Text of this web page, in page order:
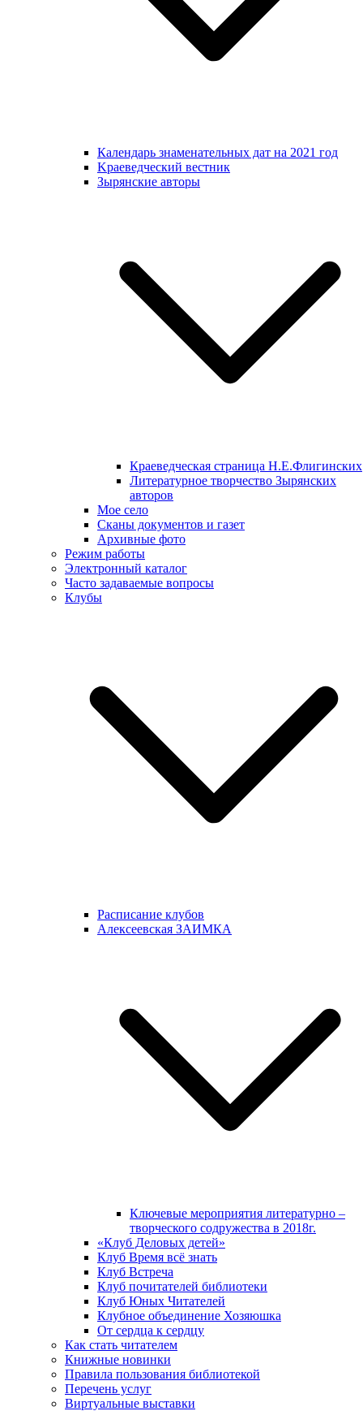
Календарь знаменательных дат на 2021 год
Kраеведческий вестник
Зырянские авторы
Краеведческая страница Н.Е.Флигинских
Литературное творчество Зырянских
авторов
Мое село
Сканы документов и газет
Архивные фото
Режим работы
Электронный каталог
Часто задаваемые вопросы
Клубы
Расписание клубов
Алексеевская ЗАИМКА
Ключевые мероприятия литературно –
творческого содружества в 2018г.
«Клуб Деловых детей»
Клуб Время всё знать
Клуб Встреча
Клуб почитателей библиотеки
Клуб Юных Читателей
Клубное объединение Хозяюшка
От сердца к сердцу
Как стать читателем
Книжные новинки
Правила пользования библиотекой
Перечень услуг
Виртуальные выставки